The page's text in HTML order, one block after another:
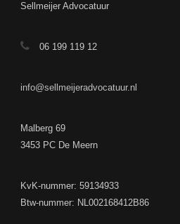
Sellmeijer Advocatuur
06 199 119 12
info@sellmeijeradvocatuur.nl
Malberg 69
3453 PC De Meern
KvK-nummer: 59134933
Btw-nummer: NL002168412B86